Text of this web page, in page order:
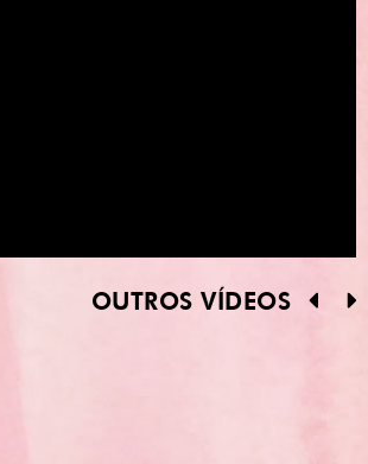
OUTROS VÍDEOS